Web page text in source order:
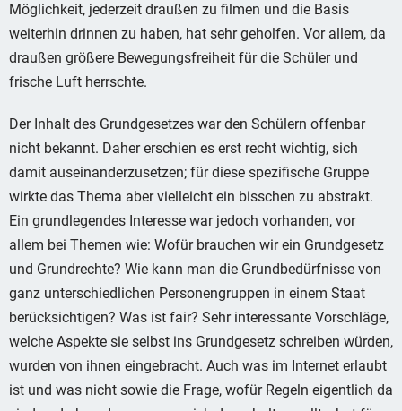
Möglichkeit, jederzeit draußen zu filmen und die Basis
weiterhin drinnen zu haben, hat sehr geholfen. Vor allem, da
draußen größere Bewegungsfreiheit für die Schüler und
frische Luft herrschte.
Der Inhalt des Grundgesetzes war den Schülern offenbar
nicht bekannt. Daher erschien es erst recht wichtig, sich
damit auseinanderzusetzen; für diese spezifische Gruppe
wirkte das Thema aber vielleicht ein bisschen zu abstrakt.
Ein grundlegendes Interesse war jedoch vorhanden, vor
allem bei Themen wie: Wofür brauchen wir ein Grundgesetz
und Grundrechte? Wie kann man die Grundbedürfnisse von
ganz unterschiedlichen Personengruppen in einem Staat
berücksichtigen? Was ist fair? Sehr interessante Vorschläge,
welche Aspekte sie selbst ins Grundgesetz schreiben würden,
wurden von ihnen eingebracht. Auch was im Internet erlaubt
ist und was nicht sowie die Frage, wofür Regeln eigentlich da